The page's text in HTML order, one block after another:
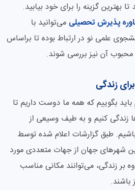
بهترین گزینه را برای خود بیابید.
پذیرش تحصیلی می‌توانید با
علمی نو در ارتباط بوده تا براساس
محبوب آن نیز بررسی شوند.
زندگی
بگوییم که همه ما دوست داریم تا
زندگی کنیم و به طیف وسیعی از
طبق گزارشات اعلام شده توسط
شهرهای جهان از جهات متعددی مورد
بر زندگی، می‌توانند مکانی مناسب
باشند.